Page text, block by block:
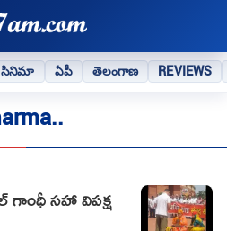
సినిమా ఏపీ తెలంగాణ REVIEWS
సహా విపక్ష